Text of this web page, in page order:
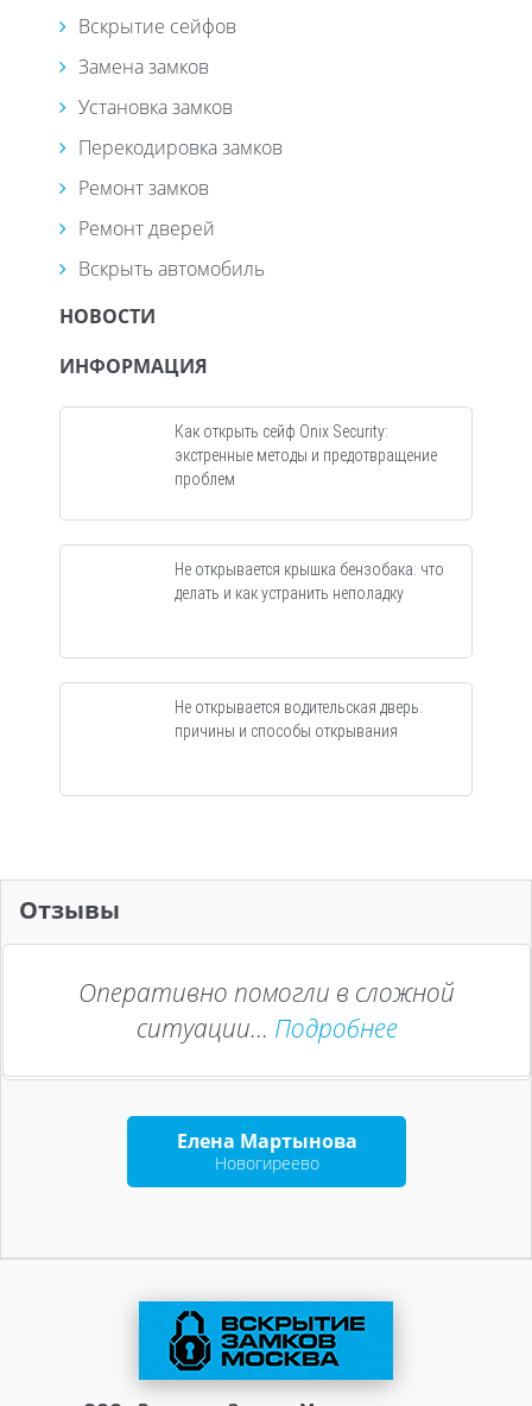
Вскрытие сейфов
Замена замков
Установка замков
Перекодировка замков
Ремонт замков
Ремонт дверей
Вскрыть автомобиль
НОВОСТИ
ИНФОРМАЦИЯ
Как открыть сейф Onix Security:
экстренные методы и предотвращение
проблем
Не открывается крышка бензобака: что
делать и как устранить неполадку
Не открывается водительская дверь:
причины и способы открывания
Отзывы
Оперативно помогли в сложной
ситуации... Подробнее
Елена Мартынова
Новогиреево